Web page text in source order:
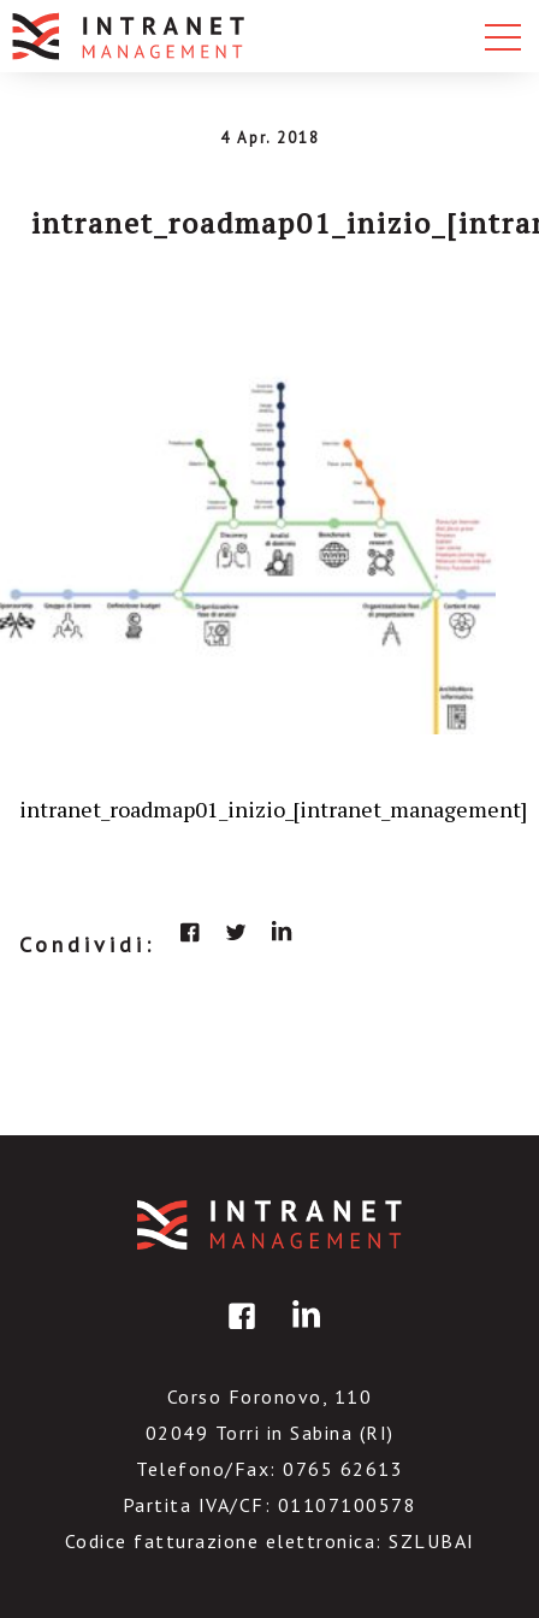
4 Apr. 2018
intranet_roadmap01_inizio_[intranet_management]
Condividi:
Corso Foronovo, 110
02049 Torri in Sabina (RI)
Telefono/Fax: 0765 62613
Partita IVA/CF: 01107100578
Codice fatturazione elettronica: SZLUBAI